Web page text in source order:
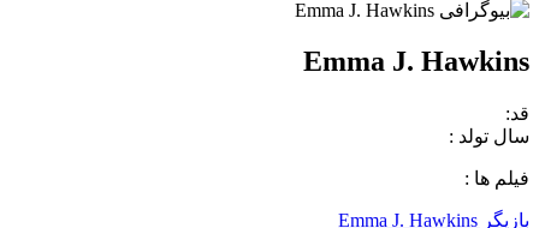
Emma J. Hawkins
قد:
سال تولد :
فیلم ها :
بازیگر Emma J. Hawkins